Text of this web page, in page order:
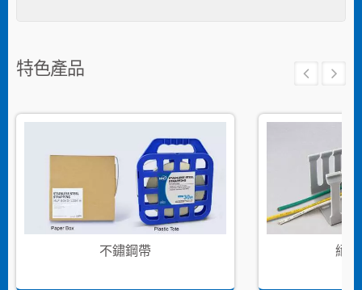
特色產品
不鏽鋼帶 絕